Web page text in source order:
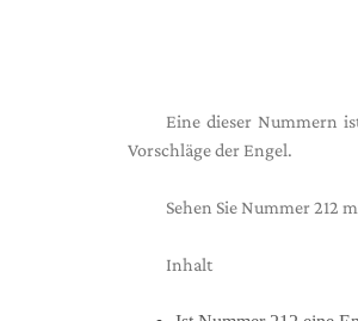
Eine dieser Nummern
Vorschläge der Engel.
Sehen Sie Nummer 212
Inhalt